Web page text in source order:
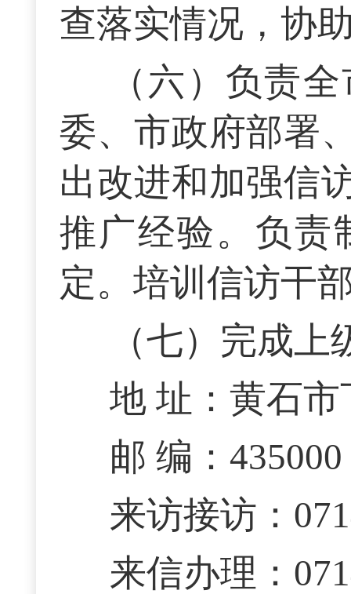
查落实情况，协
（六）负责
委、市政府部署
出改进和加强信
推广经验。负责
定。培训信访干
（七）完成
地 址：黄石
邮 编：435000
来访接访：
来信办理：